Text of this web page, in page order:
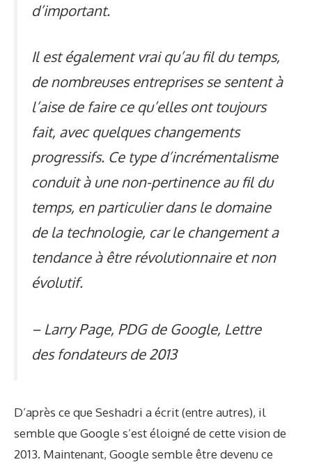
d’important.
Il est également vrai qu’au fil du temps,
de nombreuses entreprises se sentent à
l’aise de faire ce qu’elles ont toujours
fait, avec quelques changements
progressifs. Ce type d’incrémentalisme
conduit à une non-pertinence au fil du
temps, en particulier dans le domaine
de la technologie, car le changement a
tendance à être révolutionnaire et non
évolutif.
– Larry Page, PDG de Google, Lettre
des fondateurs de 2013
D’après ce que Seshadri a écrit (entre autres), il
semble que Google s’est éloigné de cette vision de
2013. Maintenant, Google semble être devenu ce